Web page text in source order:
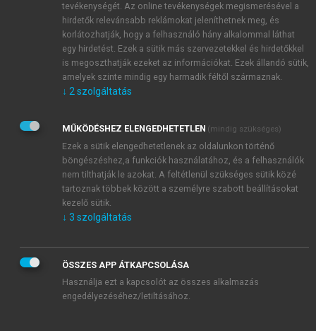
JELSZÓ ÚJRA
Kérek értesítést a MeRSZ újdonságairól, akcióiról.
Kérek értesítést az Akadémiai Kiadó Zrt. újdonságairól,
Adatkezelési tájékoztatóbanfoglaltakat tudomásul
veszem és elfogadom.
Általános vásárlási feltételeket, valamint a szotar.netés a
mersz.huoldalak licencszerződéseiben foglaltakat
tudomásul veszem és elfogadom.
KIPRÓBÁLOM
tevékenységét. Az online tevékenységek megismerésével a
hirdetők relevánsabb reklámokat jeleníthetnek meg, és
korlátozhatják, hogy a felhasználó hány alkalommal láthat
egy hirdetést. Ezek a sütik más szervezetekkel és hirdetőkkel
is megoszthatják ezeket az információkat. Ezek állandó sütik,
amelyek szinte mindig egy harmadik féltől származnak.
↓ 2 szolgáltatás
MŰKÖDÉSHEZ ELENGEDHETETLEN (mindig szükséges)
Ezek a sütik elengedhetetlenek az oldalunkon történő
böngészéshez,a funkciók használatához, és a felhasználók
nem tilthatják le azokat. A feltétlenül szükséges sütik közé
tartoznak többek között a személyre szabott beállításokat
kezelő sütik.
↓ 3 szolgáltatás
ÖSSZES APP ÁTKAPCSOLÁSA
Használja ezt a kapcsolót az összes alkalmazás
engedélyezéséhez/letiltásához.